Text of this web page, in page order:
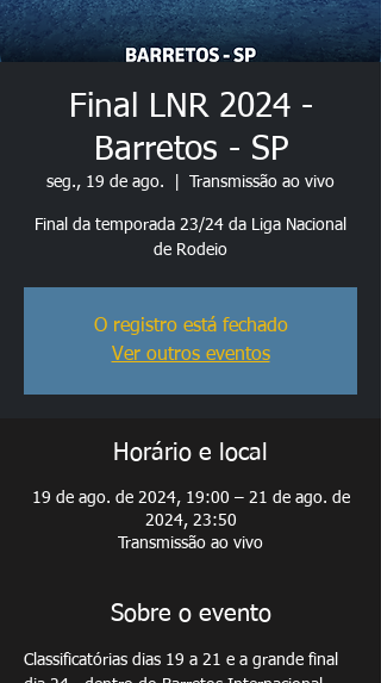
Final LNR 2024 -
Barretos - SP
seg., 19 de ago. Transmissão ao vivo
Final da temporada 23/24 da Liga Nacional
de Rodeio
O registro está fechado
Ver outros eventos
Horário e local
19 de ago. de 2024, 19:00 – 21 de ago. de
2024, 23:50
Transmissão ao vivo
Sobre o evento
Classificatórias dias 19 a 21 e a grande final